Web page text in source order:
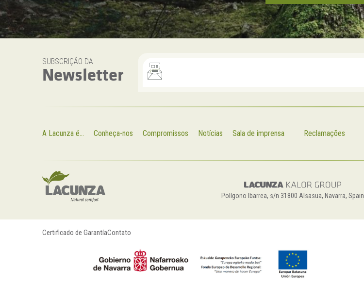
SUBSCRIÇÃO DA
Newsletter
A Lacunza é... Conheça-nos Compromissos Notícias Sala de imprensa Reclamações
Polígono Ibarrea, s/n 31800 Alsasua, Navarra, Spain
Certificado de GarantíaContato